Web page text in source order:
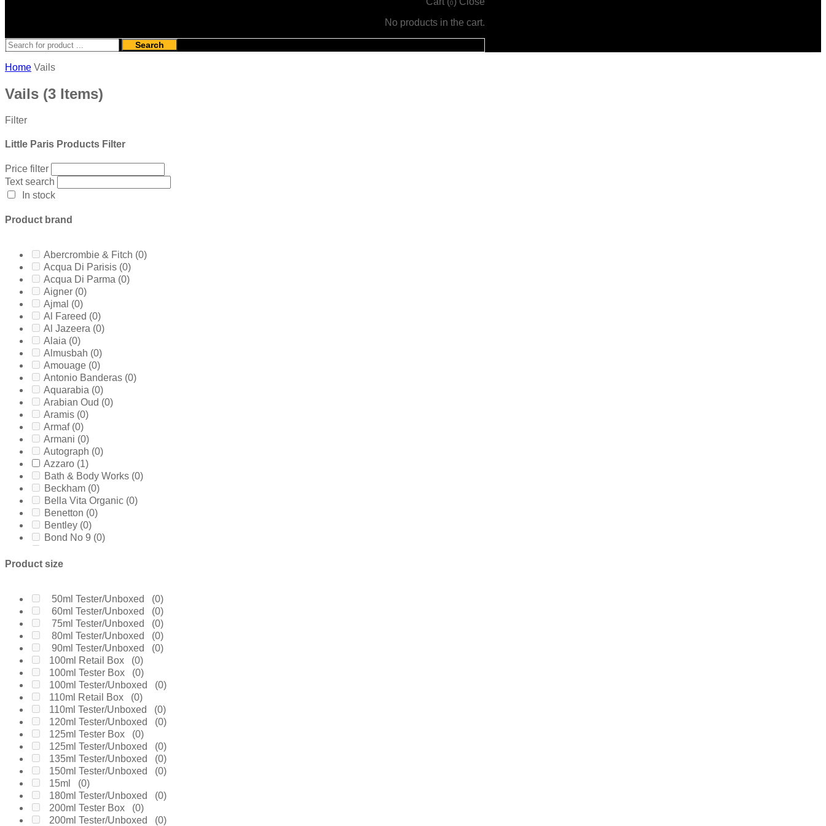
0
No products in the cart.
Search
Home Vails
Vails (3 Items)
Filter
Little Paris Products Filter
Price filter
Text search
In stock
Product brand
Abercrombie & Fitch (0)
Acqua Di Parisis (0)
Acqua Di Parma (0)
Aigner (0)
Ajmal (0)
Al Fareed (0)
Al Jazeera (0)
Alaia (0)
Almusbah (0)
Amouage (0)
Antonio Banderas (0)
Aquarabia (0)
Arabian Oud (0)
Aramis (0)
Armaf (0)
Armani (0)
Autograph (0)
Azzaro (1)
Bath & Body Works (0)
Beckham (0)
Bella Vita Organic (0)
Benetton (0)
Bentley (0)
Bond No 9 (0)
Boucheron
Byredo(0)
Calvin Klein(0)
Carolina Herrera(0)
Cartier(0)
Chanel(0)
Cherie (0)
Chloe(0)
Chopard(0)
Clinique(0)
Coach (0)
Creed (0)
Daarej (0)
Davidoff(0)
Diesel (0)
Dior(0)
Diptyque(0)
Dolce & Gabanne(0)
Dunhill (0)
Elie Saab(0)
Product size
50ml Tester/Unboxed (0)
60ml Tester/Unboxed (0)
75ml Tester/Unboxed (0)
80ml Tester/Unboxed (0)
90ml Tester/Unboxed (0)
100ml Retail Box (0)
100ml Tester Box (0)
100ml Tester/Unboxed (0)
110ml Retail Box (0)
110ml Tester/Unboxed (0)
120ml Tester/Unboxed (0)
125ml Tester Box (0)
125ml Tester/Unboxed (0)
135ml Tester/Unboxed (0)
150ml Tester/Unboxed (0)
15ml (0)
180ml Tester/Unboxed (0)
200ml Tester Box (0)
200ml Tester/Unboxed (0)